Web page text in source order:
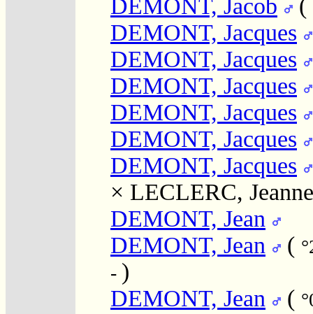
DEMONT, Jacob
(
DEMONT, Jacques
DEMONT, Jacques
DEMONT, Jacques
DEMONT, Jacques
DEMONT, Jacques
DEMONT, Jacques
× LECLERC, Jeanne
DEMONT, Jean
DEMONT, Jean
(
- )
DEMONT, Jean
(